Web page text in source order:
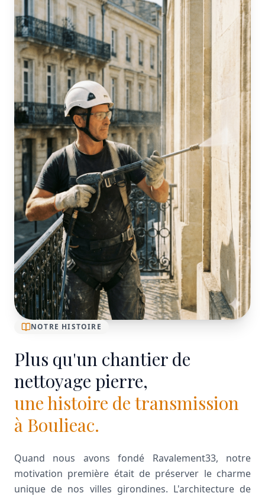
NOTRE HISTOIRE
Plus qu'un chantier de
nettoyage pierre,
une histoire de transmission
à Boulieac.
Quand nous avons fondé Ravalement33, notre
motivation première était de préserver le charme
unique de nos villes girondines. L'architecture de